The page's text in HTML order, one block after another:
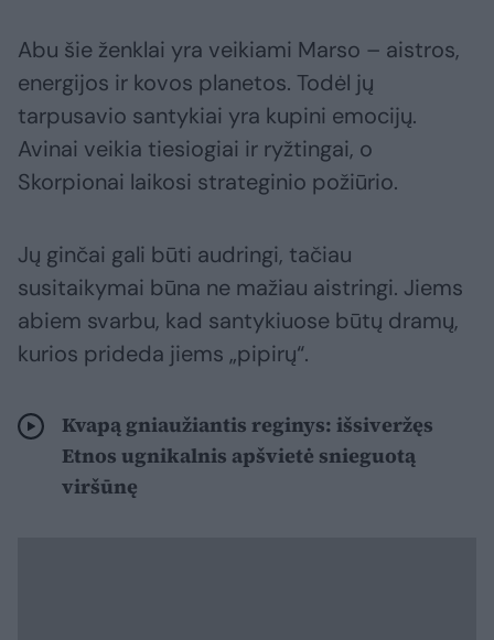
Abu šie ženklai yra veikiami Marso – aistros,
energijos ir kovos planetos. Todėl jų
tarpusavio santykiai yra kupini emocijų.
Avinai veikia tiesiogiai ir ryžtingai, o
Skorpionai laikosi strateginio požiūrio.
Jų ginčai gali būti audringi, tačiau
susitaikymai būna ne mažiau aistringi. Jiems
abiem svarbu, kad santykiuose būtų dramų,
kurios prideda jiems „pipirų“.
Kvapą gniaužiantis reginys: išsiveržęs
Etnos ugnikalnis apšvietė snieguotą
viršūnę